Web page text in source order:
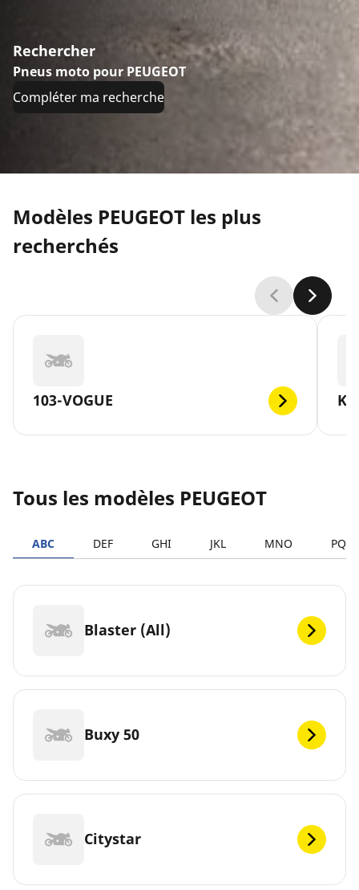
Rechercher
Pneus moto pour PEUGEOT
Compléter ma recherche
Modèles PEUGEOT les plus
recherchés
103-VOGUE
Tous les modèles PEUGEOT
ABC DEF GHI JKL MNO PQRS
Blaster (All)
Buxy 50
Citystar